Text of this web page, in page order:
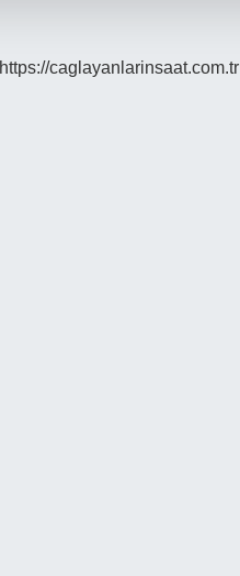
https://caglayanlarinsaat.com.tr